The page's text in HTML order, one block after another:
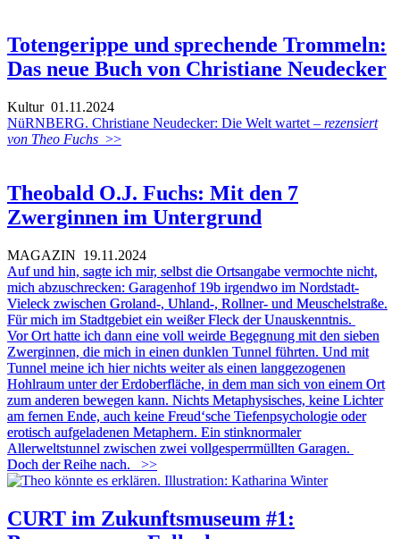
Totengerippe und sprechende Trommeln:
Das neue Buch von Christiane Neudecker
Kultur01.11.2024
NüRNBERG. Christiane Neudecker: Die Welt wartet – rezensiert
von Theo Fuchs >>
Theobald O.J. Fuchs: Mit den 7
Zwerginnen im Untergrund
MAGAZIN 19.11.2024
Auf und hin, sagte ich mir, selbst die Ortsangabe vermochte nicht,
mich abzuschrecken: Garagenhof 19b irgendwo im Nordstadt-
Vieleck zwischen Groland-, Uhland-, Rollner- und Meuschelstraße.
Für mich im Stadtgebiet ein weißer Fleck der Unauskenntnis.
Vor Ort hatte ich dann eine voll weirde Begegnung mit den sieben
Zwerginnen, die mich in einen dunklen Tunnel führten. Und mit
Tunnel meine ich hier nichts weiter als einen langgezogenen
Hohlraum unter der Erdoberfläche, in dem man sich von einem Ort
zum anderen bewegen kann. Nichts Metaphysisches, keine Lichter
am fernen Ende, auch keine Freud‘sche Tiefenpsychologie oder
erotisch aufgeladenen Metaphern. Ein stinknormaler
Allerweltstunnel zwischen zwei vollgesperrmüllten Garagen.
Doch der Reihe nach.
>>
CURT im Zukunftsmuseum #1: